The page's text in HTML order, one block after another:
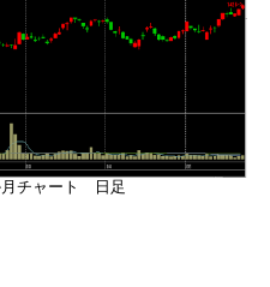
チャート 日足